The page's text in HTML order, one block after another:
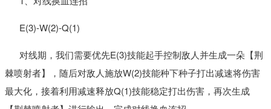
E(3)-W(2)-Q(1)
对线期，我们需要优先E(3)技能起手控制敌人并生成一朵【荆
棘喷射者】，随后对敌人施放W(2)技能种下种子打出减速将伤害
最大化，接着利用减速释放Q(1)技能稳定打出伤害，再次生成